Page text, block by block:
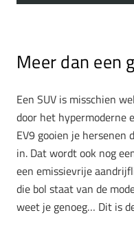
Meer dan een
Een SUV is misschien
door het hypermoderne
EV9 gooien je
in. Dat wordt ook nog
een emissievrije
die bol staat van de
weet je genoeg… Dit is